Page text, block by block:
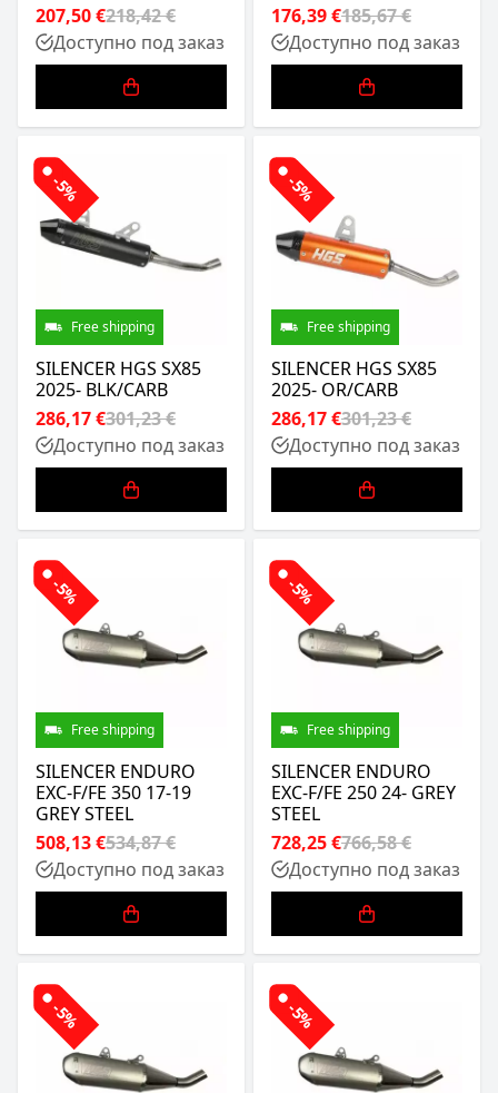
207,50 €218,42 €
Доступно под заказ
176,39 €185,67 €
Доступно под заказ
-5%
Free shipping
SILENCER HGS SX85
2025- BLK/CARB
286,17 €301,23 €
Доступно под заказ
-5%
Free shipping
SILENCER HGS SX85
2025- OR/CARB
286,17 €301,23 €
Доступно под заказ
-5%
Free shipping
SILENCER ENDURO
EXC-F/FE 350 17-19
GREY STEEL
508,13 €534,87 €
Доступно под заказ
-5%
Free shipping
SILENCER ENDURO
EXC-F/FE 250 24- GREY
STEEL
728,25 €766,58 €
Доступно под заказ
-5% -5%